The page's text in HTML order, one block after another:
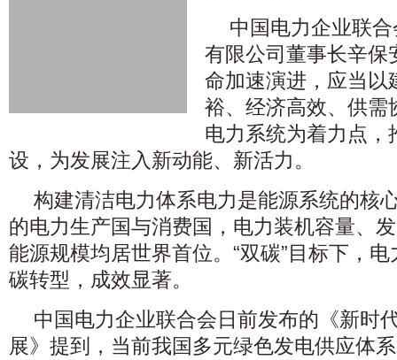
中国电力企业联
有限公司董事长辛保
命加速演进，应当以
裕、经济高效、供需
电力系统为着力点，
设，为发展注入新动能、新活力。
构建清洁电力体系电力是能源系统的核
的电力生产国与消费国，电力装机容量、
能源规模均居世界首位。“双碳”目标下，
碳转型，成效显著。
中国电力企业联合会日前发布的《新时
展》提到，当前我国多元绿色发电供应体